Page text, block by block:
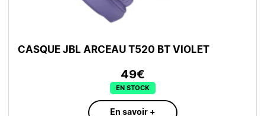
CASQUE JBL ARCEAU T520 BT VIOLET
49€
EN STOCK
En savoir +